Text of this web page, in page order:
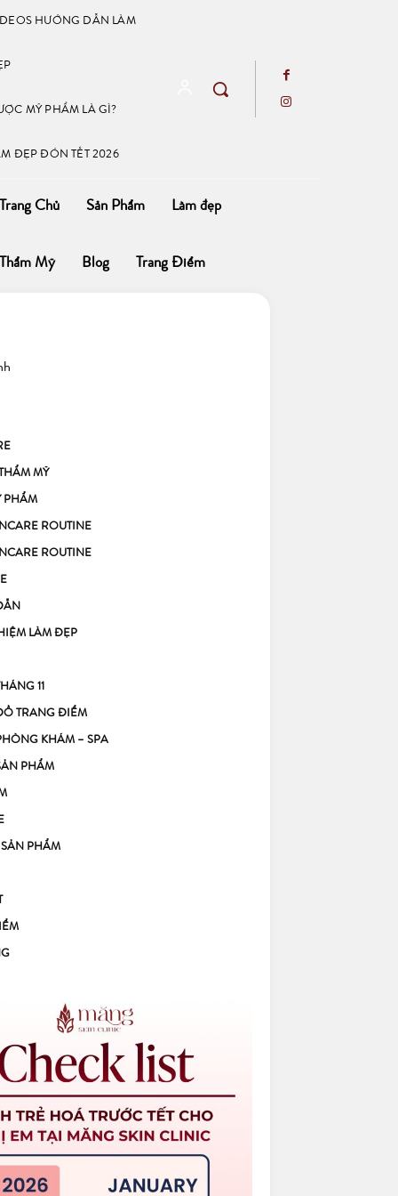
HƯỚNG DẪN LÀM
MỸ PHẨM LÀ GÌ?
ĐẸP ĐÓN TẾT 2026
Chủ Sản Phẩm Làm đẹp
Mỹ Blog Trang Điểm
MỸ
PHẨM
ROUTINE
ROUTINE
LÀM ĐẸP
11
TRANG ĐIỂM
KHÁM – SPA
PHẨM
PHẨM